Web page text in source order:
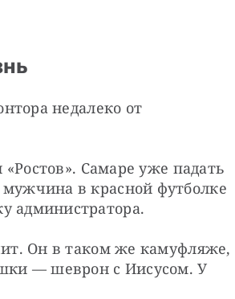
недалеко от
Самаре уже падать
в красной футболке
администратора.
Он в таком же камуфляже,
— шеврон с Иисусом. У